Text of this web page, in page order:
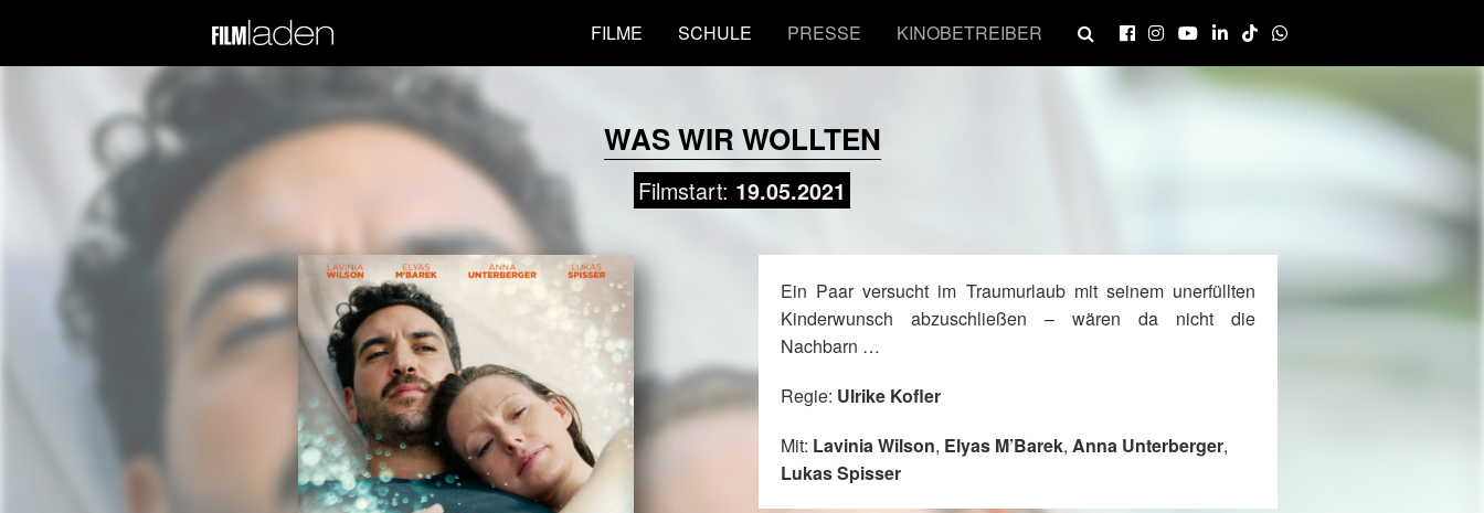
FILME SCHULE PRESSE KINOBETREIBER
WAS WIR WOLLTEN
Filmstart: 19.05.2021
Ein Paar versucht im Traumurlaub mit seinem unerfüllten
Kinderwunsch abzuschließen – wären da nicht die
Nachbarn …
Regie: Ulrike Kofler
Mit: Lavinia Wilson, Elyas M’Barek, Anna Unterberger,
Lukas Spisser